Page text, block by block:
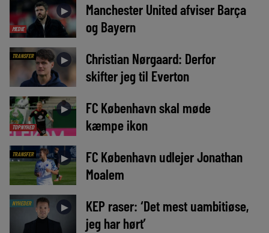
MEDIE
►
Manchester United afviser Barça
og Bayern
TRANSFER ►
Christian Nørgaard: Derfor
skifter jeg til Everton
TOPNYHED
►
FC København skal møde
kæmpe ikon
TRANSFER ►
FC København udlejer Jonathan
Moalem
NYHEDER ►
KEP raser: ‘Det mest uambitiøse,
jeg har hørt’